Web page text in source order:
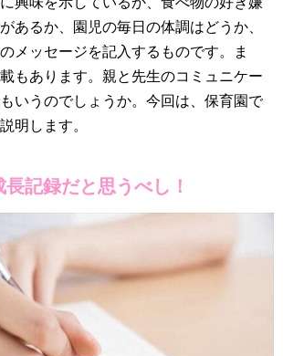
あるか、園児の毎日の体調はどうか、
メッセージを記入するものです。ま
もあります。親と先生のコミュニケー
いうのでしょうか。今回は、保育園で
明します。
記録だと思うべし！